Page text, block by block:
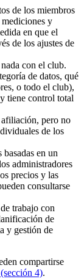
de los miembros
y
en que el
de los ajustes de
con el club.
de datos, qué
o todo el club),
tiene control total
pero no
de los
en un
administradores
precios y las
consultarse
trabajo con
de
y gestión de
compartirse
4).